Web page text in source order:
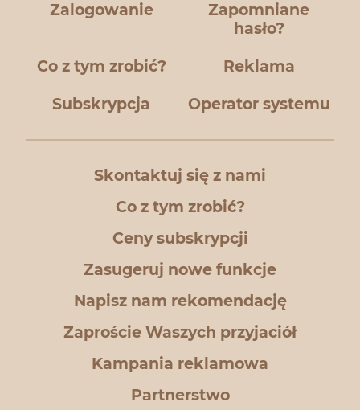
Zalogowanie
Zapomniane
hasło?
Co z tym zrobić? Reklama
Subskrypcja Operator systemu
Skontaktuj się z nami
Co z tym zrobić?
Ceny subskrypcji
Zasugeruj nowe funkcje
Napisz nam rekomendację
Zaproście Waszych przyjaciół
Kampania reklamowa
Partnerstwo